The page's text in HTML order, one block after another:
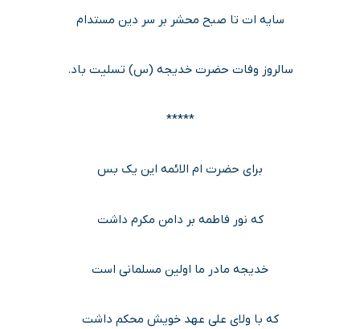
سایه ات تا صبح محشر بر سر دین مستدام
سالروز وفات حضرت خدیجه (س) تسلیت باد.
*****
برای حضرت ام الائمه این یک بس
که نور فاطمه بر دامن مکرم داشت
خدیجه مادر ما اولین مسلمانی است
که با ولای علی عهد خویش محکم داشت